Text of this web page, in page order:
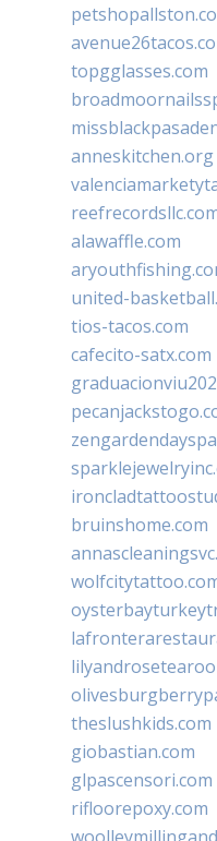
topgglasses.com
anneskitchen.org
alawaffle.com
united-
tios-tacos.com
cafecito-satx.com
bruinshome.com
theslushkids.com
giobastian.com
glpascensori.com
rifloorepoxy.com